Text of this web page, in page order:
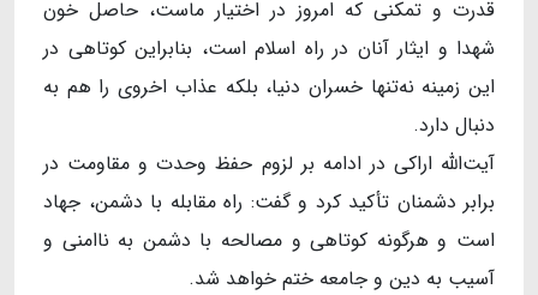
قدرت و تمکنی که امروز در اختیار ماست، حاصل خون
شهدا و ایثار آنان در راه اسلام است، بنابراین کوتاهی در
این زمینه نه‌تنها خسران دنیا، بلکه عذاب اخروی را هم به
دنبال دارد.
آیت‌الله اراکی در ادامه بر لزوم حفظ وحدت و مقاومت در
برابر دشمنان تأکید کرد و گفت: راه مقابله با دشمن، جهاد
است و هرگونه کوتاهی و مصالحه با دشمن به ناامنی و
آسیب به دین و جامعه ختم خواهد شد.